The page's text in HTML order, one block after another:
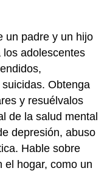
un padre y un hijo
adolescentes
Obtenga
y resuélvalos
de la salud mental
depresión, abuso
Hable sobre
el hogar, como un